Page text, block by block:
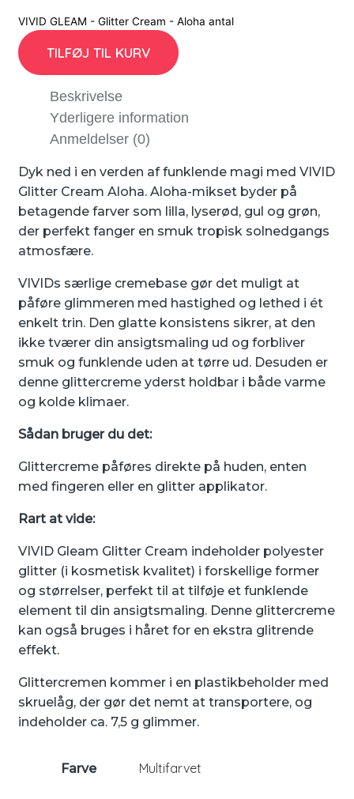
VIVID GLEAM - Glitter Cream - Aloha antal
TILFØJ TIL KURV
Beskrivelse
Yderligere information
Anmeldelser (0)
Dyk ned i en verden af funklende magi med VIVID
Glitter Cream Aloha. Aloha-mikset byder på
betagende farver som lilla, lyserød, gul og grøn,
der perfekt fanger en smuk tropisk solnedgangs
atmosfære.
VIVIDs særlige cremebase gør det muligt at
påføre glimmeren med hastighed og lethed i ét
enkelt trin. Den glatte konsistens sikrer, at den
ikke tværer din ansigtsmaling ud og forbliver
smuk og funklende uden at tørre ud. Desuden er
denne glittercreme yderst holdbar i både varme
og kolde klimaer.
Sådan bruger du det:
Glittercreme påføres direkte på huden, enten
med fingeren eller en glitter applikator.
Rart at vide:
VIVID Gleam Glitter Cream indeholder polyester
glitter (i kosmetisk kvalitet) i forskellige former
og størrelser, perfekt til at tilføje et funklende
element til din ansigtsmaling. Denne glittercreme
kan også bruges i håret for en ekstra glitrende
effekt.
Glittercremen kommer i en plastikbeholder med
skruelåg, der gør det nemt at transportere, og
indeholder ca. 7,5 g glimmer.
Farve Multifarvet